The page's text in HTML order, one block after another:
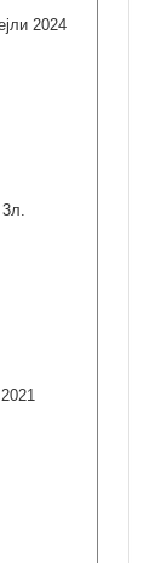
2024